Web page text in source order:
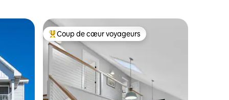
appréciés Coups de cœur voyageurs les plus appréciés
Coup de cœur voyageurs